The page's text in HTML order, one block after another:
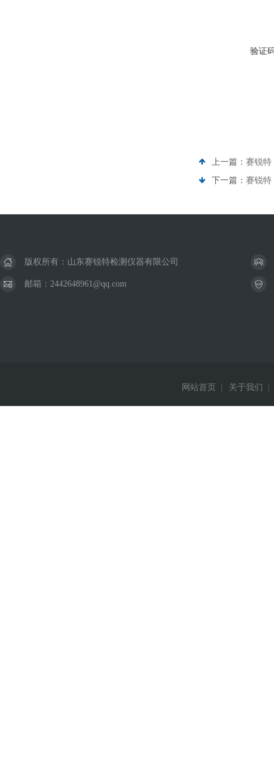
验证
上一篇： 赛锐特
下一篇： 赛锐特
版权所有：山东赛锐特检测仪器有限公司
邮箱：2442648961@qq.com
网站首页 关于我们